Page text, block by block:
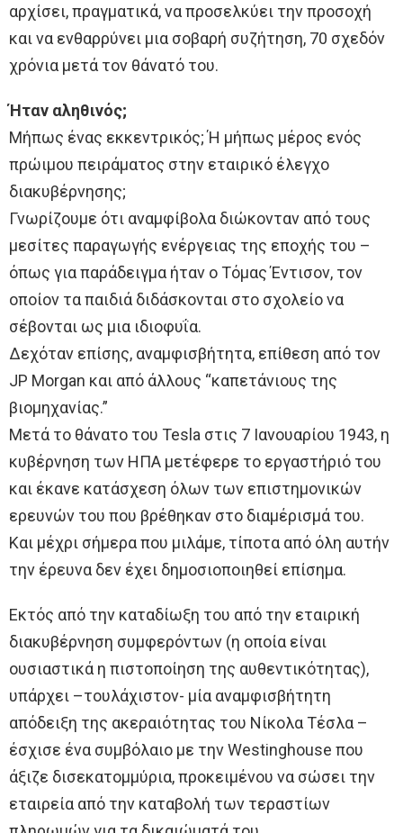
αρχίσει, πραγματικά, να προσελκύει την προσοχή
και να ενθαρρύνει μια σοβαρή συζήτηση, 70 σχεδόν
χρόνια μετά τον θάνατό του.
Ήταν αληθινός;
Μήπως ένας εκκεντρικός; Ή μήπως μέρος ενός
πρώιμου πειράματος στην εταιρικό έλεγχο
διακυβέρνησης;
Γνωρίζουμε ότι αναμφίβολα διώκονταν από τους
μεσίτες παραγωγής ενέργειας της εποχής του –
όπως για παράδειγμα ήταν ο Τόμας Έντισον, τον
οποίον τα παιδιά διδάσκονται στο σχολείο να
σέβονται ως μια ιδιοφυΐα.
Δεχόταν επίσης, αναμφισβήτητα, επίθεση από τον
JP Morgan και από άλλους “καπετάνιους της
βιομηχανίας.”
Μετά το θάνατο του Tesla στις 7 Ιανουαρίου 1943, η
κυβέρνηση των ΗΠΑ μετέφερε το εργαστήριό του
και έκανε κατάσχεση όλων των επιστημονικών
ερευνών του που βρέθηκαν στο διαμέρισμά του.
Και μέχρι σήμερα που μιλάμε, τίποτα από όλη αυτήν
την έρευνα δεν έχει δημοσιοποιηθεί επίσημα.
Εκτός από την καταδίωξη του από την εταιρική
διακυβέρνηση συμφερόντων (η οποία είναι
ουσιαστικά η πιστοποίηση της αυθεντικότητας),
υπάρχει –τουλάχιστον- μία αναμφισβήτητη
απόδειξη της ακεραιότητας του Νίκολα Τέσλα –
έσχισε ένα συμβόλαιο με την Westinghouse που
άξιζε δισεκατομμύρια, προκειμένου να σώσει την
εταιρεία από την καταβολή των τεραστίων